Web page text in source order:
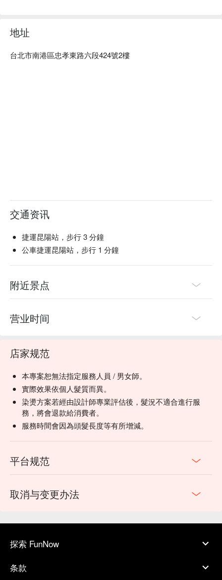
計師將針對您的問題進行改善，讓頭皮更健康。
彩藝髮廊推薦：設計師細心、耐心的介紹以及服務，除了親切
地址
台北市南港區忠孝東路六段424號2樓
交通资讯
捷運昆陽站，步行 3 分鐘
公車捷運昆陽站，步行 1 分鐘
附近景点
营业时间
店家规范
本專案恕無法指定服務人員 / 男女師。
實際效果依個人髮質而異。
染燙方案若經由設計師專業評估後，髮況不適合進行服
務，將會退款給消費者。
服務時間會因為頭髮長度等有所增減。
平台规范
取消与变更办法
探索 FunNow
条款